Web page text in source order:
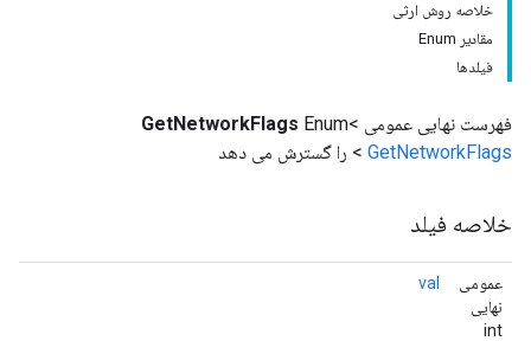
خلاصه روش ارثی
مقادیر Enum
فیلدها
فهرست نهایی عمومی GetNetworkFlags Enum<
GetNetworkFlags > را گسترش می دهد
خلاصه فیلد
عمومی
نهایی
int
val